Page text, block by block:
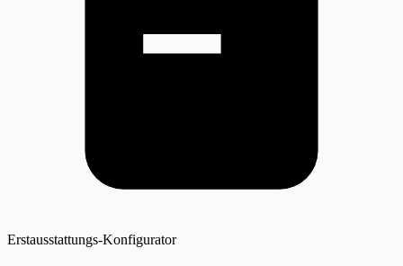
Erstausstattungs-Konfigurator